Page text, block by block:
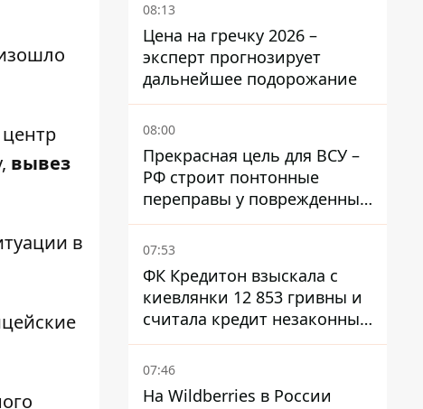
вывез
в
08:13
Цена на гречку 2026 –
эксперт прогнозирует
дальнейшее подорожание
08:00
Прекрасная цель для ВСУ –
РФ строит понтонные
переправы у поврежденных
мостов на ТОТ
07:53
ФК Кредитон взыскала с
киевлянки 12 853 гривны и
считала кредит незаконным
- что решил суд
07:46
На Wildberries в России